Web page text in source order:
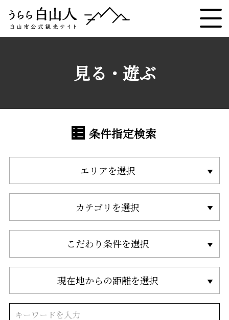
見る・遊ぶ
条件指定検索
エリアを選択
カテゴリを選択
こだわり条件を選択
現在地からの距離を選択